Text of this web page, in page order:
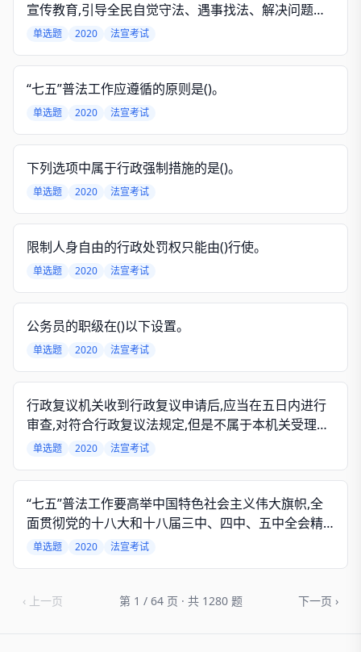
宣传教育,引导全民自觉守法、遇事找法、解决问题靠
法。
单选题 2020 法宣考试
“七五”普法工作应遵循的原则是()。
单选题 2020 法宣考试
下列选项中属于行政强制措施的是()。
单选题 2020 法宣考试
限制人身自由的行政处罚权只能由()行使。
单选题 2020 法宣考试
公务员的职级在()以下设置。
单选题 2020 法宣考试
行政复议机关收到行政复议申请后,应当在五日内进行
审查,对符合行政复议法规定,但是不属于本机关受理的
行政复议申请,应当()。
单选题 2020 法宣考试
“七五”普法工作要高举中国特色社会主义伟大旗帜,全
面贯彻党的十八大和十八届三中、四中、五中全会精
神,以()为指导。
单选题 2020 法宣考试
‹ 上一页 第 1 / 64 页 · 共 1280 题 下一页 ›